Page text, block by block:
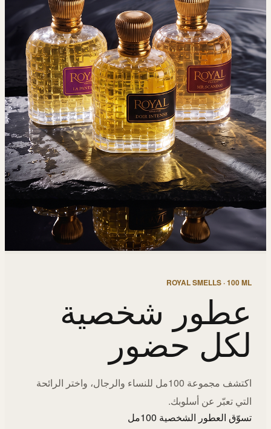
ROYAL SMELLS · 100 ML
عطور شخصية
لكل حضور
اكتشف مجموعة 100مل للنساء والرجال، واختر الرائحة
التي تعبّر عن أسلوبك.
تسوّق العطور الشخصية 100مل